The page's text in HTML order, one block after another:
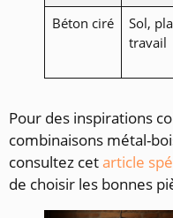
Béton ciré
Sol,
travail
Pour des inspirations
combinaisons métal-
consultez cetarticle
de choisir les bonnes